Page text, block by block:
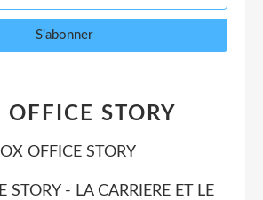
OFFICE STORY
STORY - LA CARRIERE ET LE